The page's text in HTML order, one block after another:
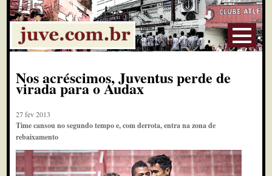
Nos acréscimos, Juventus perde de
virada para o Audax
27 fev 2013
Time cansou no segundo tempo e, com derrota, entra na zona de
rebaixamento